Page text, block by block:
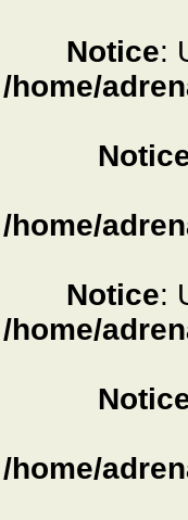
Notice:
/home/
/home/
Notice:
/home/
/home/